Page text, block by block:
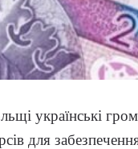
українські
для